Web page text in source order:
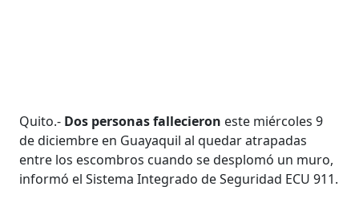
Quito.- Dos personas fallecieron este miércoles 9
de diciembre en Guayaquil al quedar atrapadas
entre los escombros cuando se desplomó un muro,
informó el Sistema Integrado de Seguridad ECU 911.